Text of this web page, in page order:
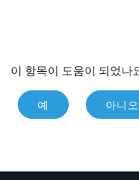
이 항목이 도움이 되었나
예 아니오